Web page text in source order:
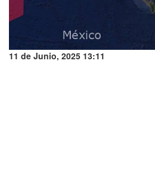
11 de Junio, 2025 13:11